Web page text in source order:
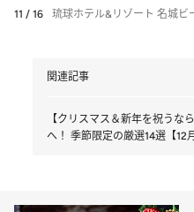
11 / 16 琉球ホテル&リゾート 名城ビ
関連記事
【クリスマス＆新年を祝うな
へ！ 季節限定の厳選14選【12